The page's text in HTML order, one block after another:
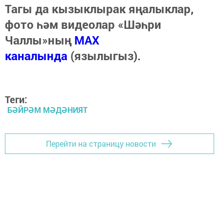
Тагы да кызыклырак яңалыклар,
фото һәм видеолар «Шәһри
Чаллы»ныңMAX
каналында (язылыгыз).
Теги:
БӘЙРӘМ МӘДӘНИЯТ
Перейти на страницу новости